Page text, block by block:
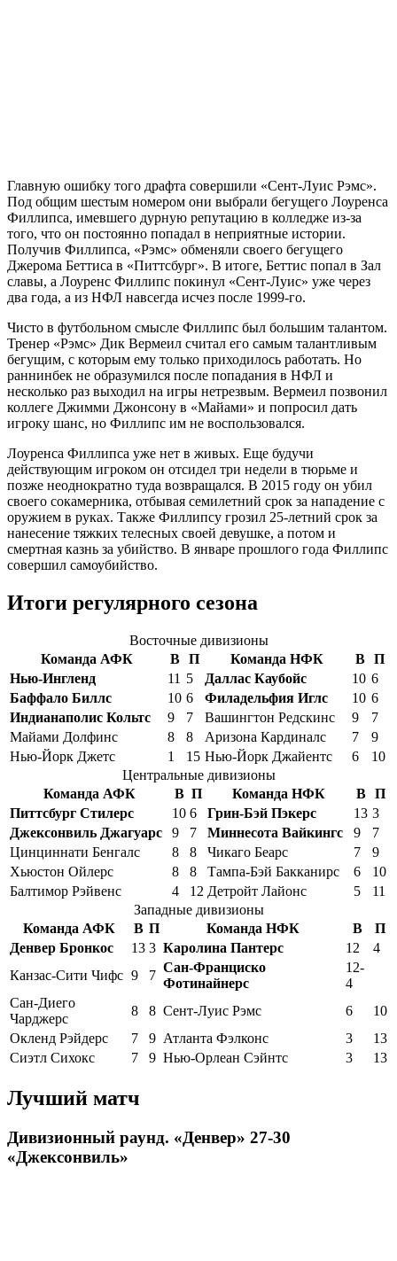
Главную ошибку того драфта совершили «Сент-Луис Рэмс».
Под общим шестым номером они выбрали бегущего Лоуренса
Филлипса, имевшего дурную репутацию в колледже из-за
того, что он постоянно попадал в неприятные истории.
Получив Филлипса, «Рэмс» обменяли своего бегущего
Джерома Беттиса в «Питтсбург». В итоге, Беттис попал в Зал
славы, а Лоуренс Филлипс покинул «Сент-Луис» уже через
два года, а из НФЛ навсегда исчез после 1999-го.
Чисто в футбольном смысле Филлипс был большим талантом.
Тренер «Рэмс» Дик Вермеил считал его самым талантливым
бегущим, с которым ему только приходилось работать. Но
раннинбек не образумился после попадания в НФЛ и
несколько раз выходил на игры нетрезвым. Вермеил позвонил
коллеге Джимми Джонсону в «Майами» и попросил дать
игроку шанс, но Филлипс им не воспользовался.
Лоуренса Филлипса уже нет в живых. Еще будучи
действующим игроком он отсидел три недели в тюрьме и
позже неоднократно туда возвращался. В 2015 году он убил
своего сокамерника, отбывая семилетний срок за нападение с
оружием в руках. Также Филлипсу грозил 25-летний срок за
нанесение тяжких телесных своей девушке, а потом и
смертная казнь за убийство. В январе прошлого года Филлипс
совершил самоубийство.
Итоги регулярного сезона
Восточные дивизионы
Команда АФК
В П Команда НФК В
П
Нью-Ингленд
11 5 Даллас Каубойс 10 6
Баффало Биллс
10 6 Филадельфия Иглс 10 6
Индианаполис Кольтс
9 7 Вашингтон Редскинс 9
7
Майами Долфинс
8 8 Аризона Кардиналс 7
9
Нью-Йорк Джетс
1 15 Нью-Йорк Джайентс 6
10
Центральные дивизионы
Команда АФК
В П Команда НФК В П
Питтсбург Стилерс
10 6 Грин-Бэй Пэкерс 13 3
Джексонвиль Джагуарс
9 7 Миннесота Вайкингс 9
7
Цинциннати Бенгалс
8 8 Чикаго Беарс 7
9
Хьюстон Ойлерс
8 8 Тампа-Бэй Бакканирс 6
10
Балтимор Рэйвенс
4 12 Детройт Лайонс 5
11
Западные дивизионы
Команда АФК
В П Команда НФК В
П
Денвер Бронкос
13 3 Каролина Пантерс 12
4
Канзас-Сити Чифс 9 7
Сан-Франциско
Фотинайнерс
12-
4
Сан-Диего
Чарджерс
8 8 Сент-Луис Рэмс 6
10
Окленд Рэйдерс
7 9 Атланта Фэлконс 3
13
Сиэтл Сихокс
7 9 Нью-Орлеан Сэйнтс 3 13
Лучший матч
Дивизионный раунд. «Денвер» 27-30
«Джексонвиль»